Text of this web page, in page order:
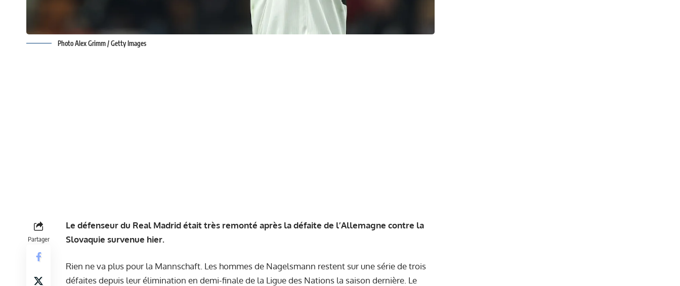
Photo Alex Grimm / Getty Images
Partager
Le défenseur du Real Madrid était très remonté après la défaite de l’Allemagne contre la
Slovaquie survenue hier.
Rien ne va plus pour la Mannschaft. Les hommes de Nagelsmann restent sur une série de trois
défaites depuis leur élimination en demi-finale de la Ligue des Nations la saison dernière. Le